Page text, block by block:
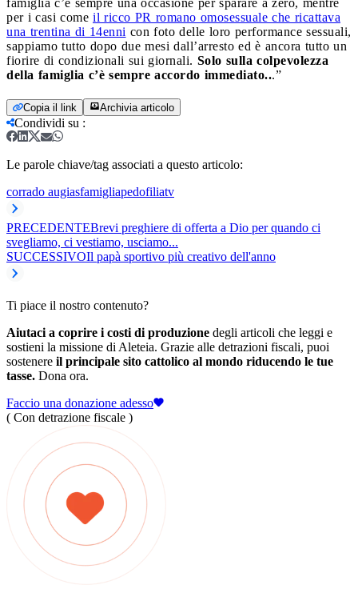
per i casi come il ricco PR romano omosessuale che ricattava
una trentina di 14enni con foto delle loro performance sessuali,
sappiamo tutto dopo due mesi dall’arresto ed è ancora tutto un
fiorire di condizionali sui giornali. Solo sulla colpevolezza
della famiglia c’è sempre accordo immediato...”
Copia il link Archivia articolo
Condividi su :
Le parole chiave/tag associati a questo articolo:
corrado augiasfamigliapedofiliatv
PRECEDENTEBrevi preghiere di offerta a Dio per quando ci
svegliamo, ci vestiamo, usciamo...
SUCCESSIVOIl papà sportivo più creativo dell'anno
Ti piace il nostro contenuto?
Aiutaci a coprire i costi di produzione degli articoli che leggi e
sostieni la missione di Aleteia. Grazie alle detrazioni fiscali, puoi
sostenere il principale sito cattolico al mondo riducendo le tue
tasse. Dona ora.
Faccio una donazione adesso
( Con detrazione fiscale )